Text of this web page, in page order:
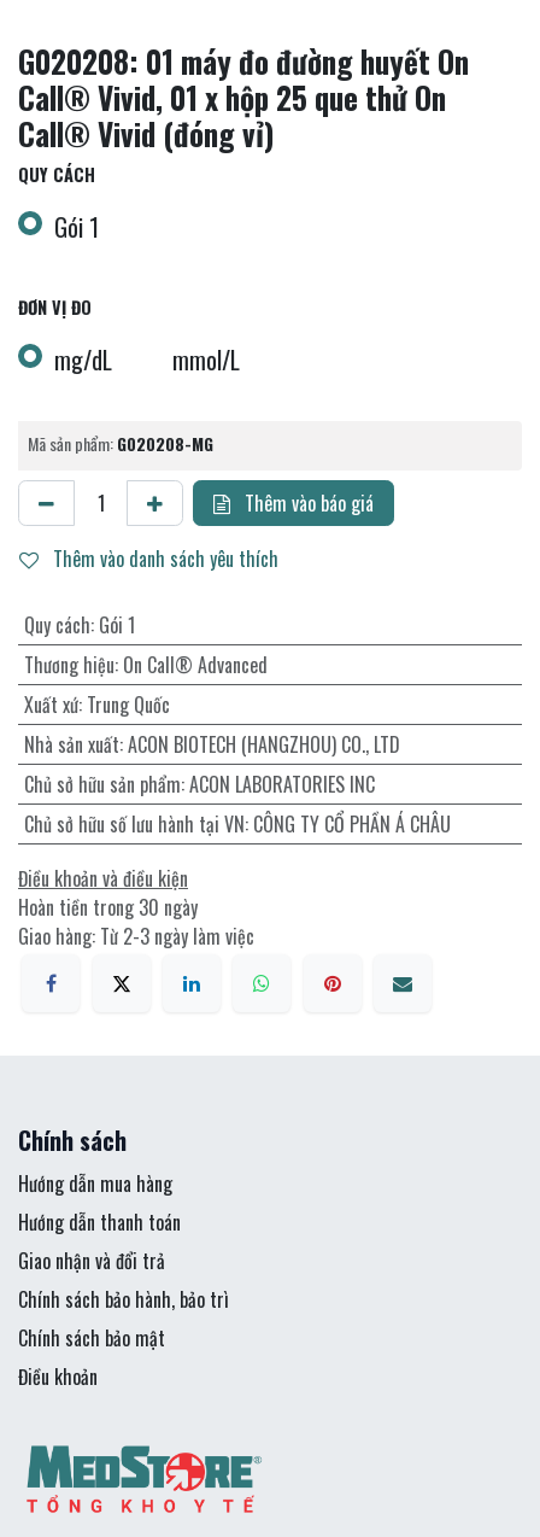
G020208: 01 máy đo đường huyết On
Call® Vivid, 01 x hộp 25 que thử On
Call® Vivid (đóng vỉ)
QUY CÁCH
Gói 1
ĐƠN VỊ ĐO
mg/dL mmol/L
Mã sản phẩm:G020208-MG
Thêm vào báo giá
Thêm vào danh sách yêu thích
Quy cách: Gói 1
Thương hiệu: On Call® Advanced
Xuất xứ: Trung Quốc
Nhà sản xuất:ACON BIOTECH (HANGZHOU) CO., LTD
Chủ sở hữu sản phẩm:ACON LABORATORIES INC
Chủ sở hữu số lưu hành tại VN: CÔNG TY CỔ PHẦN Á CHÂU
Điều khoản và điều kiện
Hoàn tiền trong 30 ngày
Giao hàng: Từ 2-3 ngày làm việc
Chính sách
Hướng dẫn mua hàng
Hướng dẫn thanh toán
Giao nhận và đổi trả
Chính sách bảo hành, bảo trì
Chính sách bảo mật
Điều khoản